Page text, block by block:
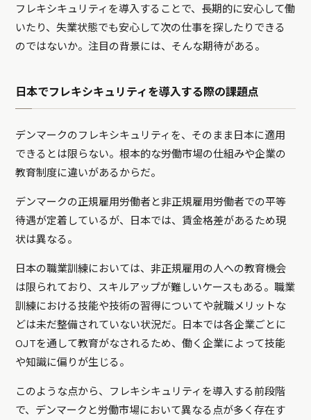
フレキシキュリティを導入することで、長期的に安心して働
いたり、失業状態でも安心して次の仕事を探したりできる
のではないか。注目の背景には、そんな期待がある。
日本でフレキシキュリティを導入する際の課題点
デンマークのフレキシキュリティを、そのまま日本に適用
できるとは限らない。根本的な労働市場の仕組みや企業の
教育制度に違いがあるからだ。
デンマークの正規雇用労働者と非正規雇用労働者での平等
待遇が定着しているが、日本では、賃金格差があるため現
状は異なる。
日本の職業訓練においては、非正規雇用の人への教育機会
は限られており、スキルアップが難しいケースもある。職業
訓練における技能や技術の習得についてや就職メリットな
どは未だ整備されていない状況だ。日本では各企業ごとに
OJTを通して教育がなされるため、働く企業によって技能
や知識に偏りが生じる。
このような点から、フレキシキュリティを導入する前段階
で、デンマークと労働市場において異なる点が多く存在す